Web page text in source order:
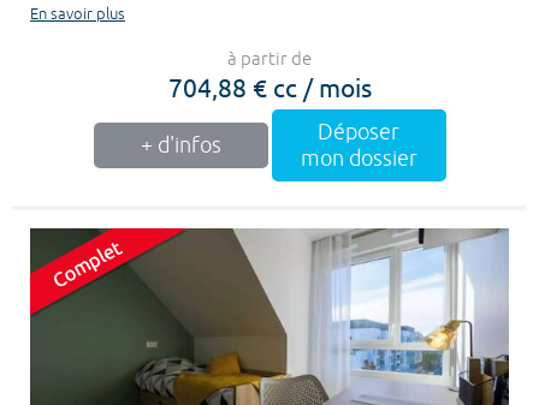
En savoir plus
à partir de
704,88 € cc / mois
+ d'infos
Déposer
mon dossier